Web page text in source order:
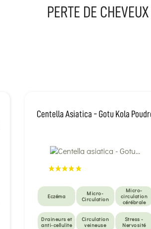
PERTE DE CHEVEUX
Centella Asiatica - Gotu Kola
Eczéma
Micro-
Circulation
Micro-
circulation
cérébrale
Draineurs et
anti-cellulite
Circulation
veineuse
Stress -
Nervosité